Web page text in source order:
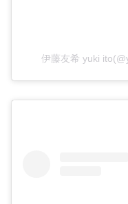
伊藤友希 yuki